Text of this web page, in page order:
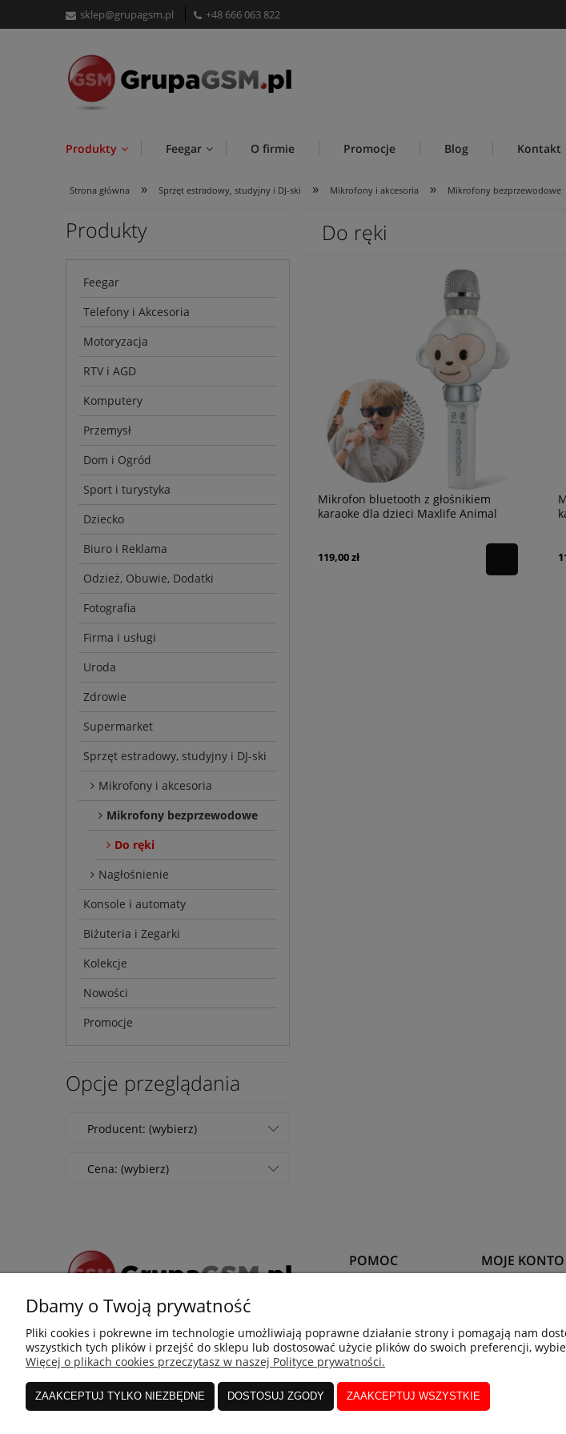
sklep@grupagsm.pl +48 666 063 822
Produkty Feegar O firmie Promocje Blog Kontakt
Strona główna » Sprzęt estradowy, studyjny i DJ-ski » Mikrofony i akcesoria » Mikrofony bezprzewodowe
Produkty
Feegar
Telefony i Akcesoria
Motoryzacja
RTV i AGD
Komputery
Przemysł
Dom i Ogród
Sport i turystyka
Dziecko
Biuro i Reklama
Odzież, Obuwie, Dodatki
Fotografia
Firma i usługi
Uroda
Zdrowie
Supermarket
Sprzęt estradowy, studyjny i DJ-ski
Mikrofony i akcesoria
Mikrofony bezprzewodowe
Do ręki
Nagłośnienie
Konsole i automaty
Biżuteria i Zegarki
Kolekcje
Nowości
Promocje
Opcje przeglądania
Producent: (wybierz)
Cena: (wybierz)
Do ręki
Mikrofon bluetooth z głośnikiem
karaoke dla dzieci Maxlife Animal
119,00 zł
+48 666 063 822
adres:
ul. Rzeszowska 90, 39-200 Dębica
POMOC
Pytania i odpowiedzi
Regulamin
MOJE KONTO
Ustawienia
Przechowalnia
Dbamy o Twoją prywatność
Pliki cookies i pokrewne im technologie umożliwiają poprawne działanie strony i pomagają nam
wszystkich tych plików i przejść do sklepu lub dostosować użycie plików do swoich preferencji,
Więcej o plikach cookies przeczytasz w naszej Polityce prywatności.
ZAAKCEPTUJ TYLKO NIEZBĘDNE DOSTOSUJ ZGODY ZAAKCEPTUJ WSZYSTKIE